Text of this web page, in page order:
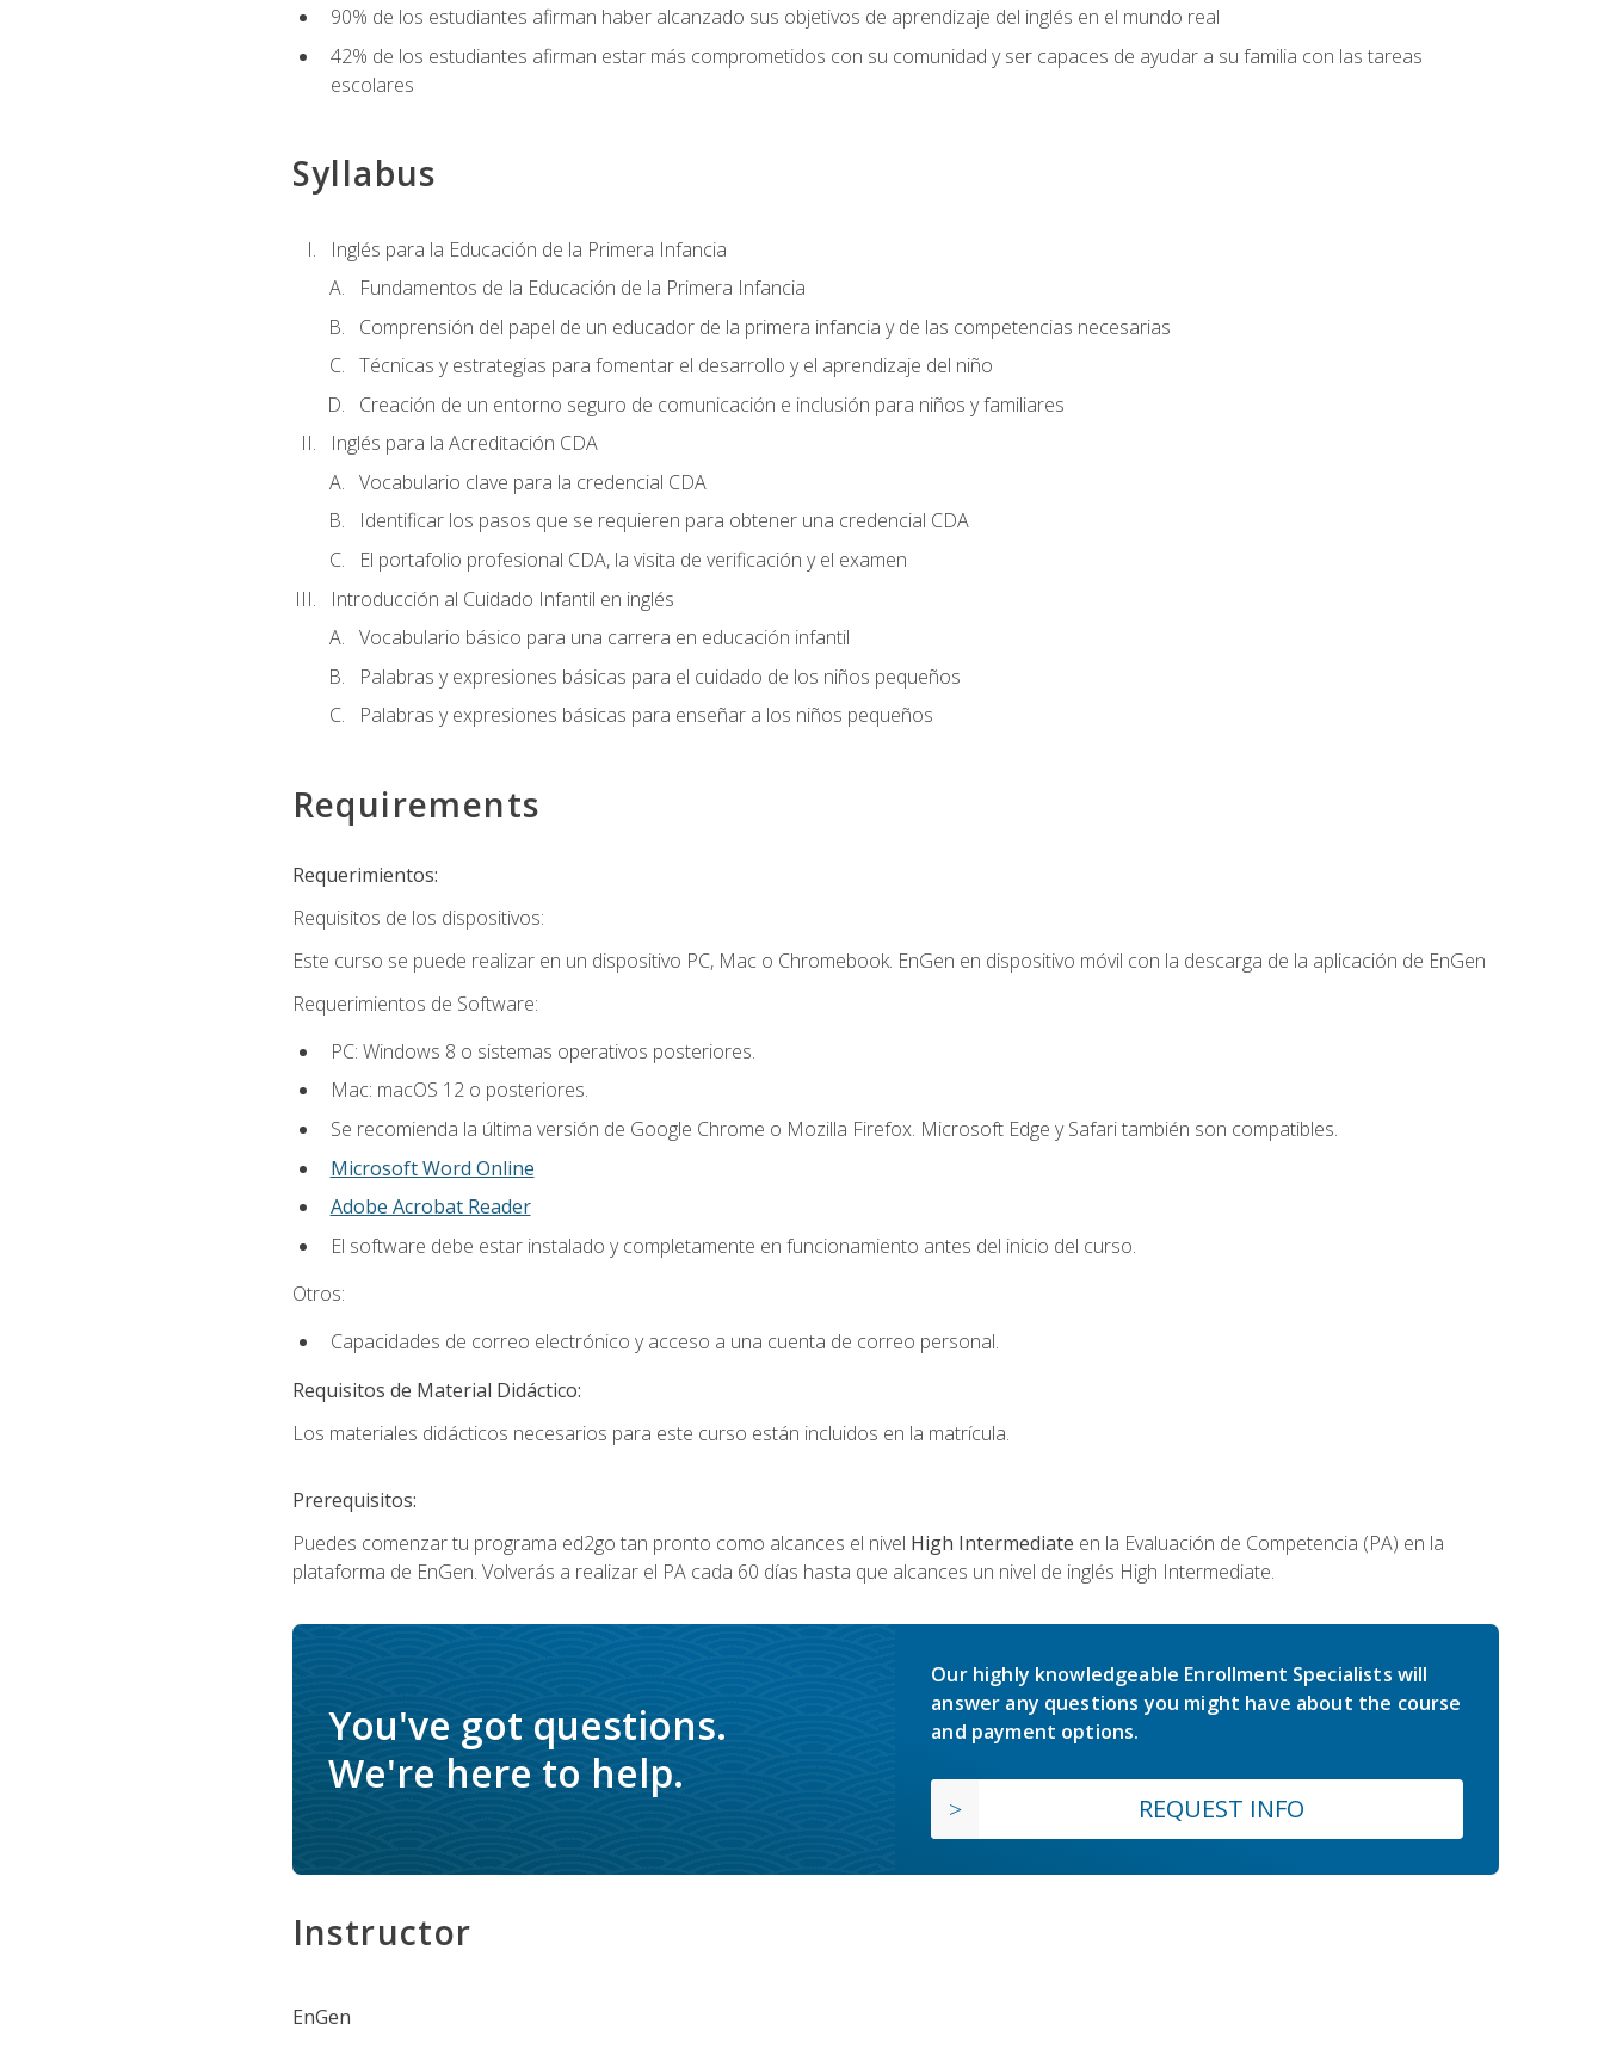
90% de los estudiantes afirman haber alcanzado sus objetivos de aprendizaje del inglés en el mundo real
42% de los estudiantes afirman estar más comprometidos con su comunidad y ser capaces de ayudar a su familia con las tareas
escolares
Syllabus
Inglés para la Educación de la Primera Infancia
Fundamentos de la Educación de la Primera Infancia
Comprensión del papel de un educador de la primera infancia y de las competencias necesarias
Técnicas y estrategias para fomentar el desarrollo y el aprendizaje del niño
Creación de un entorno seguro de comunicación e inclusión para niños y familiares
Inglés para la Acreditación CDA
Vocabulario clave para la credencial CDA
Identificar los pasos que se requieren para obtener una credencial CDA
El portafolio profesional CDA, la visita de verificación y el examen
Introducción al Cuidado Infantil en inglés
Vocabulario básico para una carrera en educación infantil
Palabras y expresiones básicas para el cuidado de los niños pequeños
Palabras y expresiones básicas para enseñar a los niños pequeños
Requirements
Requerimientos:
Requisitos de los dispositivos:
Este curso se puede realizar en un dispositivo PC, Mac o Chromebook. EnGen en dispositivo móvil con la descarga de la aplicación de EnGen
Requerimientos de Software:
PC: Windows 8 o sistemas operativos posteriores.
Mac: macOS 12 o posteriores.
Se recomienda la última versión de Google Chrome o Mozilla Firefox. Microsoft Edge y Safari también son compatibles.
Microsoft Word Online
Adobe Acrobat Reader
El software debe estar instalado y completamente en funcionamiento antes del inicio del curso.
Otros:
Capacidades de correo electrónico y acceso a una cuenta de correo personal.
Requisitos de Material Didáctico:
Los materiales didácticos necesarios para este curso están incluidos en la matrícula.
Prerequisitos:
Puedes comenzar tu programa ed2go tan pronto como alcances el nivel High Intermediate en la Evaluación de Competencia (PA) en la
plataforma de EnGen. Volverás a realizar el PA cada 60 días hasta que alcances un nivel de inglés High Intermediate.
You've got questions.
We're here to help.
Our highly knowledgeable Enrollment Specialists will
answer any questions you might have about the course
and payment options.
REQUEST INFO
Instructor
EnGen